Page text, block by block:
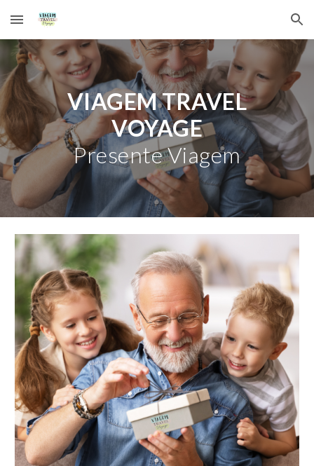
Skip to main content Skip to navigation
VIAGEM TRAVEL
VOYAGE
Presente Viagem